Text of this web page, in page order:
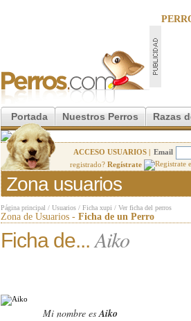
Portada Nuestros Perros Razas
ACCESO USUARIOS | Email
registrado? Regístrate
Zona usuarios
Página principal / Usuarios / Ficha xupi / Ver ficha del perros
Zona de Usuarios - Ficha de un Perro
Ficha de... Aiko
Mi nombre esAiko